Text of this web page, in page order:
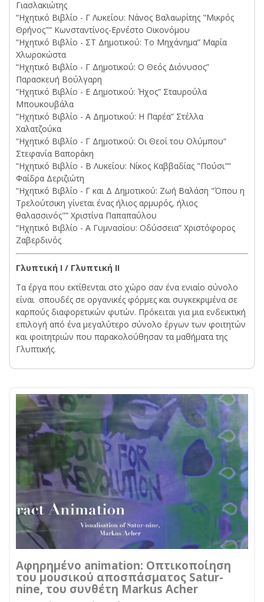
Γιασλακιώτης
“Ηχητικό Βιβλίο - Γ Λυκείου: Νάνος Βαλαωρίτης "Μικρός
Θρήνος"” Κωνσταντίνος-Ερνέστο Οικονόμου
“Ηχητικό Βιβλίο - ΣΤ Δημοτικού: To Μηχάνημα” Μαρία
Χλωροκώστα
“Ηχητικό Βιβλίο - Γ Δημοτικού: Ο Θεός Διόνυσος”
Παρασκευή Βούλγαρη
“Ηχητικό Βιβλίο - Ε Δημοτικού: Ήχος” Σταυρούλα
Μπουκουβάλα
“Ηχητικό Βιβλίο - Α Δημοτικού: Η Παρέα” Στέλλα
Χαλατζούκα
“Ηχητικό Βιβλίο - Γ Δημοτικού: Οι Θεοί του Ολύμπου“
Στεφανία Βαποράκη
“Ηχητικό Βιβλίο - Β Λυκείου: Νίκος Καββαδίας "Πούσι"”
Φαίδρα Δεριζιώτη
“Ηχητικό Βιβλίο - Γ και Δ Δημοτικού: Ζωή Βαλάση "Όπου η
Τρελούτσικη γίνεται ένας ήλιος αρμυρός, ήλιος
θαλασσινός"” Χριστίνα Παπαπαύλου
“Ηχητικό Βιβλίο - A Γυμνασίου: Οδύσσεια” Χριστόφορος
Ζαβερδινός
Γλυπτική Ι / Γλυπτική ΙΙ
Τα έργα που εκτίθενται στο χώρο σαν ένα ενιαίο σύνολο
είναι σπουδές σε οργανικές φόρμες και συγκεκριμένα σε
καρπούς διαφορετικών φυτών. Πρόκειται για μια ενδεικτική
επιλογή από ένα μεγαλύτερο σύνολο έργων των φοιτητών
και φοιτητριών που παρακολούθησαν τα μαθήματα της
Γλυπτικής.
Αφηρημένο animation: Οπτικοποίηση
του μουσικού αποσπάσματος Satur-
nine, του συνθέτη Markus Acher